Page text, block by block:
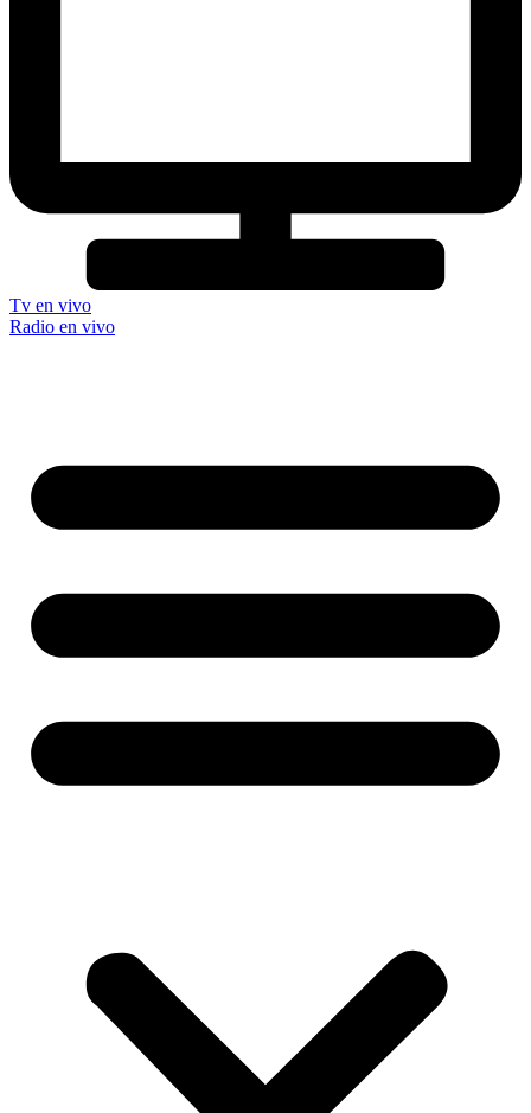
Tv en vivo
Radio en vivo